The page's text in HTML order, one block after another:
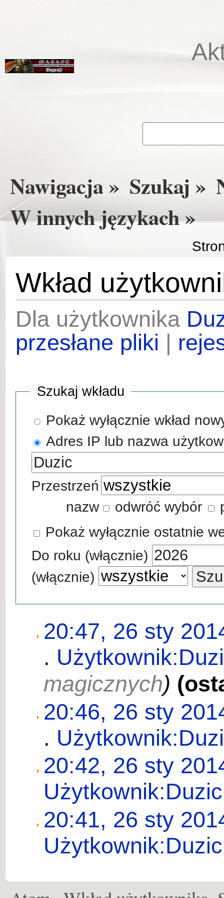
Nawigacja » Szukaj »
W innych językach »
Wkład
Dla użytkownika
przesłane pliki |
Szukaj wkładu
Pokaż wyłącznie wkład
Adres IP lub nazwa
Przestrzeń
nazw
odwróć wybór
Pokaż wyłącznie ostatnie
Do roku (włącznie)
(włącznie)
20:47, 26 sty
.
magicznych)
20:46, 26 sty
.
20:42, 26 sty
Użytkownik:Duzic
20:41, 26 sty
Użytkownik:Duzic